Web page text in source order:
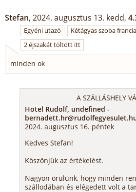
Stefan, 2024. augusztus 13. kedd,
Egyéni utazó
Kétágyas szoba
2 éjszakát töltött itt
minden ok
A SZÁLLÁSHELY
Hotel Rudolf, undefined -
2024. augusztus 16. péntek
Kedves Stefan!
Köszönjük az értékelést.
Nagyon örülünk, hogy minden
szállodában és elégedett volt a